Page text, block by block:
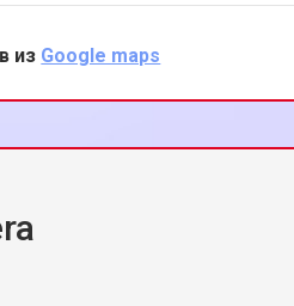
печати восстановлено, и я
снова полагаться на мой
Впечатлен
и вниманием к
из Google maps